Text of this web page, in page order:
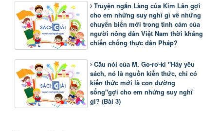
Truyện ngắn Làng của Kim Lân gợi
cho em những suy nghĩ gì về những
chuyển biến mới trong tình cảm của
người nông dân Việt Nam thời kháng
chiến chống thực dân Pháp?
Câu nói của M. Go-rơ-ki "Hãy yêu
sách, nó là nguồn kiến thức, chỉ có
kiến thức mới là con đường
sống"gợi cho em nhứng suy nghĩ
gì? (Bài 3)